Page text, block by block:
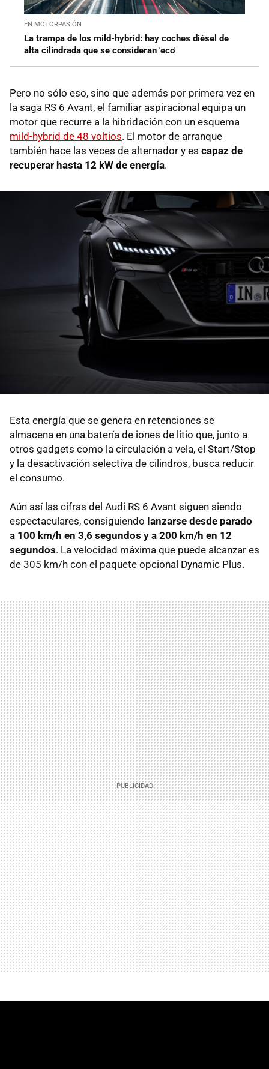
EN MOTORPASIÓN
La trampa de los mild-hybrid: hay coches diésel de
alta cilindrada que se consideran 'eco'
Pero no sólo eso, sino que además por primera vez en
la saga RS 6 Avant, el familiar aspiracional equipa un
motor que recurre a la hibridación con un esquema
mild-hybrid de 48 voltios. El motor de arranque
también hace las veces de alternador y es capaz de
recuperar hasta 12 kW de energía.
Esta energía que se genera en retenciones se
almacena en una batería de iones de litio que, junto a
otros gadgets como la circulación a vela, el Start/Stop
y la desactivación selectiva de cilindros, busca reducir
el consumo.
Aún así las cifras del Audi RS 6 Avant siguen siendo
espectaculares, consiguiendo lanzarse desde parado
a 100 km/h en 3,6 segundos y a 200 km/h en 12
segundos. La velocidad máxima que puede alcanzar es
de 305 km/h con el paquete opcional Dynamic Plus.